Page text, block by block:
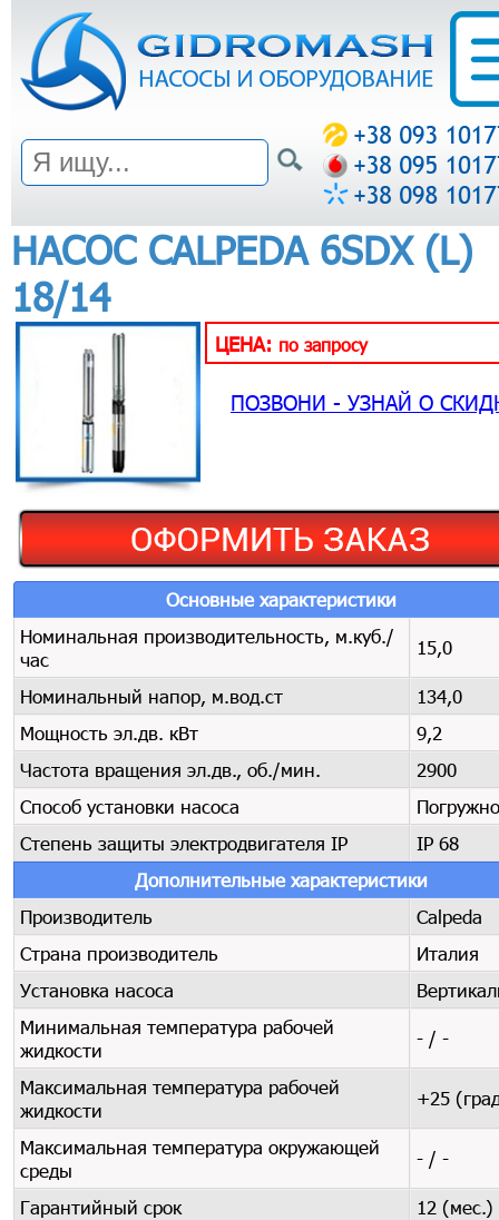
НАСОС CALPEDA 6SDX (L)
18/14
ЦЕНА: по запросу
ПОЗВОНИ - УЗНАЙ О
Основные характеристики
Номинальная производительность, м.куб./
час
15,0
Номинальный напор, м.вод.ст
134,0
Мощность эл.дв. кВт
9,2
Частота вращения эл.дв., об./мин.
2900
Способ установки насоса
Степень защиты электродвигателя IP
IP 68
Дополнительные характеристики
Производитель
Calpeda
Страна производитель
Италия
Установка насоса
Минимальная температура рабочей
жидкости
- / -
Максимальная температура рабочей
жидкости
+25
Максимальная температура окружающей
среды
- / -
Гарантийный срок 12 (мес.)